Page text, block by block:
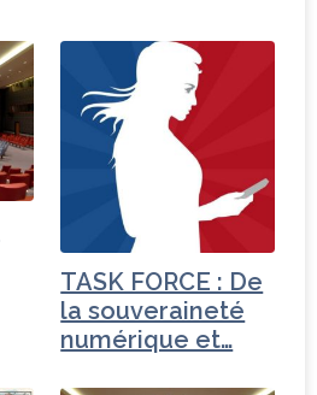
TASK FORCE : De
la souveraineté
numérique et…